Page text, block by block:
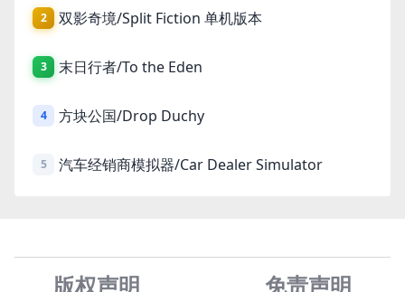
2 双影奇境/Split Fiction 单机版本
3 末日行者/To the Eden
4 方块公国/Drop Duchy
5 汽车经销商模拟器/Car Dealer Simulator
版权声明 免责声明